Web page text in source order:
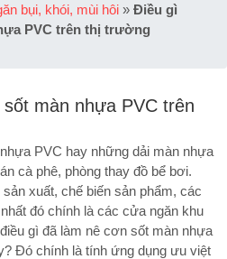
bụi, khói, mùi hôi » Điều gì
PVC trên thị trường
màn nhựa PVC trên
PVC hay những dải màn nhựa
cà phê, phòng thay đồ bể bơi.
xuất, chế biến sản phẩm, các
đó chính là các cửa ngăn khu
gì đã làm nê cơn sốt màn nhựa
Đó chính là tính ứng dụng ưu việt